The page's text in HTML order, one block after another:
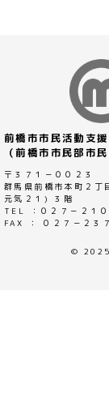
前橋市市民活動支
（前橋市市民部市
〒３７１－００２３
群馬県前橋市本町２丁
元気２１) ３階
TEL ：０２７－２１
FAX ： ０２７－２３
© 2025